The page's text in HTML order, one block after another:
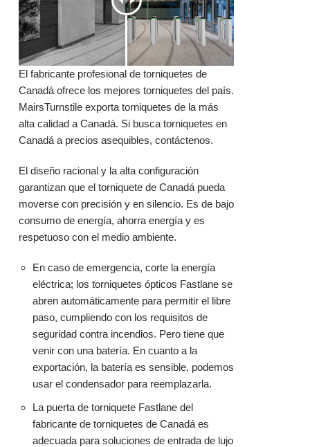
El fabricante profesional de torniquetes de
Canadá ofrece los mejores torniquetes del país.
MairsTurnstile exporta torniquetes de la más
alta calidad a Canadá. Si busca torniquetes en
Canadá a precios asequibles, contáctenos.
El diseño racional y la alta configuración
garantizan que el torniquete de Canadá pueda
moverse con precisión y en silencio. Es de bajo
consumo de energía, ahorra energía y es
respetuoso con el medio ambiente.
En caso de emergencia, corte la energía
eléctrica; los torniquetes ópticos Fastlane se
abren automáticamente para permitir el libre
paso, cumpliendo con los requisitos de
seguridad contra incendios. Pero tiene que
venir con una batería. En cuanto a la
exportación, la batería es sensible, podemos
usar el condensador para reemplazarla.
La puerta de torniquete Fastlane del
fabricante de torniquetes de Canadá es
adecuada para soluciones de entrada de lujo